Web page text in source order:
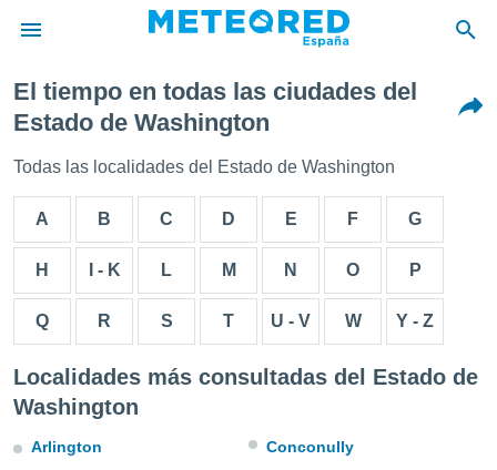
de
por
para
que se
calidad.
las
y
forma
digital
basada
El tiempo en todas las ciudades del
Estado de Washington
Todas las localidades del Estado de Washington
A B C D E F G
H I - K L M N O P
Q R S T U - V W Y - Z
Localidades más consultadas del Estado de
Washington
Arlington
Conconully